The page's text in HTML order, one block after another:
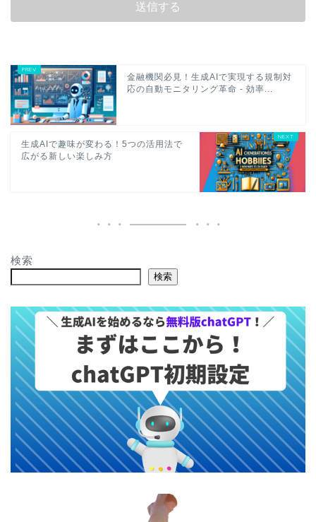
金融機関必見！生成AIで実現する規制対
応の自動モニタリング革命 - 効率...
生成AIで趣味が変わる！5つの活用法で
広がる新しい楽しみ方
検索
検索